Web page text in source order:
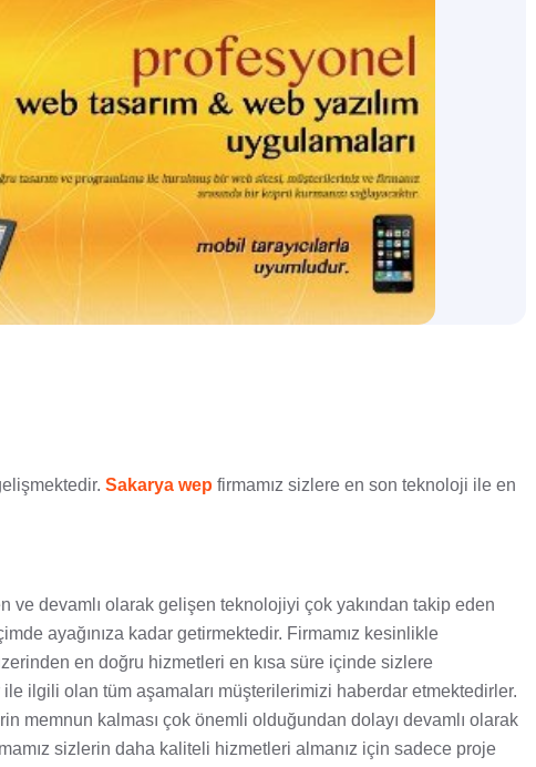
Sakarya wep firmamız sizlere en son teknoloji ile en
ve devamlı olarak gelişen teknolojiyi çok yakından takip eden
ayağınıza kadar getirmektedir. Firmamız kesinlikle
en doğru hizmetleri en kısa süre içinde sizlere
ilgili olan tüm aşamaları müşterilerimizi haberdar etmektedirler.
memnun kalması çok önemli olduğundan dolayı devamlı olarak
sizlerin daha kaliteli hizmetleri almanız için sadece proje